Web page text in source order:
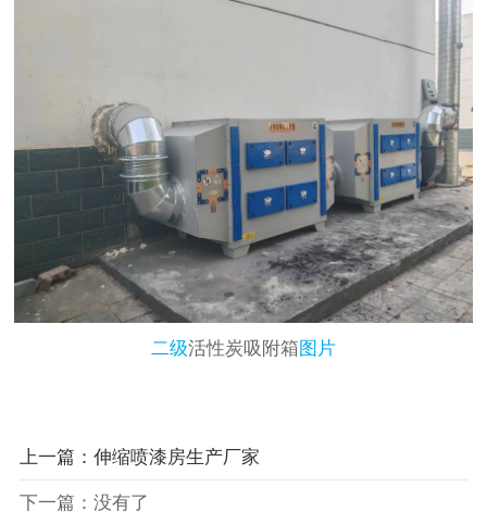
二级活性炭吸附箱图片
上一篇：伸缩喷漆房生产厂家
下一篇：没有了